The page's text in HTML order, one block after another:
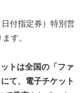
付指定券）特別営
す。
トは全国の「ファ
て、電子チケット